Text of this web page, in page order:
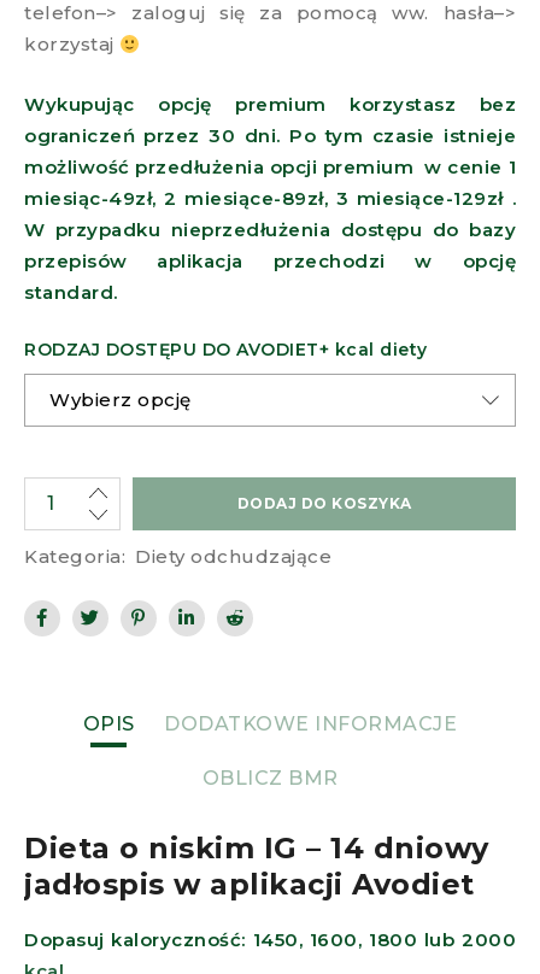
telefon–> zaloguj się za pomocą ww. hasła–>
korzystaj
Wykupując opcję premium korzystasz bez
ograniczeń przez 30 dni. Po tym czasie istnieje
możliwość przedłużenia opcji premium w cenie 1
miesiąc-49zł, 2 miesiące-89zł, 3 miesiące-129zł .
W przypadku nieprzedłużenia dostępu do bazy
przepisów aplikacja przechodzi w opcję
standard.
RODZAJ DOSTĘPU DO AVODIET+ kcal diety
DODAJ DO KOSZYKA
Kategoria: Diety odchudzające
OPIS DODATKOWE INFORMACJE
OBLICZ BMR
Dieta o niskim IG – 14 dniowy
jadłospis w aplikacji Avodiet
Dopasuj kaloryczność: 1450, 1600, 1800 lub 2000